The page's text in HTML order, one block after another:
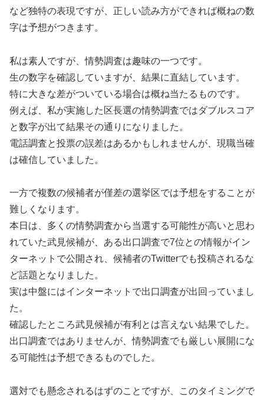
など独特の表現ですが、正しい読み方ができれば概ねの数
字は予想がつきます。
私は素人ですが、情勢調査は趣味の一つです。
生の数字を確認していますが、結果に直結しています。
特に大きな差がついている場合は概ね当たるものです。
例えば、私が実施した区長選の情勢調査ではダブルスコア
と数字が出て結果その通りになりました。
電話調査と投票の誤差はあるかもしれませんが、現職当確
は確信していました。
一方で複数の候補者が僅差の選挙区では予想をすることが
難しくなります。
本日は、多くの情勢調査から当選する可能性が高いと思わ
れていた武見候補が、ある出口調査で7位との情報がイン
ターネットで公開され、候補者のTwitterでも投稿されるな
ど話題となりました。
実は中盤にはインターネットで出口調査が出回っていまし
た。
確認したところ武見候補が有利とは言えない結果でした。
出口調査ではありませんが、情勢調査でも厳しい展開にな
る可能性は予想できるものでした。
選対でも懸念されるはずのことですが、このタイミングで